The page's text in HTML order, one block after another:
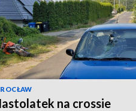
na crossie